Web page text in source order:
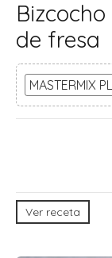
de fresa
MASTERMIX
Ver receta